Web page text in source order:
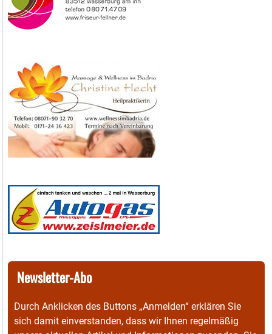
Newsletter-Abo
Durch Anklicken des Buttons „Anmelden“ erklären Sie
sich damit einverstanden, dass wir Ihnen regelmäßig